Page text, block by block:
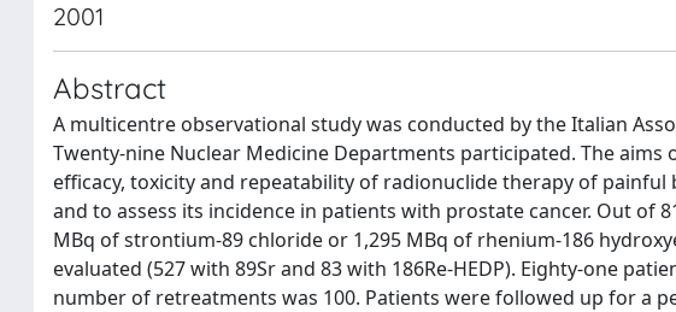
2001
Abstract
A multicentre observational study was conducted by the Italian
Twenty-nine Nuclear Medicine Departments participated. The
efficacy, toxicity and repeatability of radionuclide therapy of
and to assess its incidence in patients with prostate cancer. Out of
MBq of strontium-89 chloride or 1,295 MBq of rhenium-186
evaluated (527 with 89Sr and 83 with 186Re-HEDP). Eighty-one
number of retreatments was 100. Patients were followed up for a